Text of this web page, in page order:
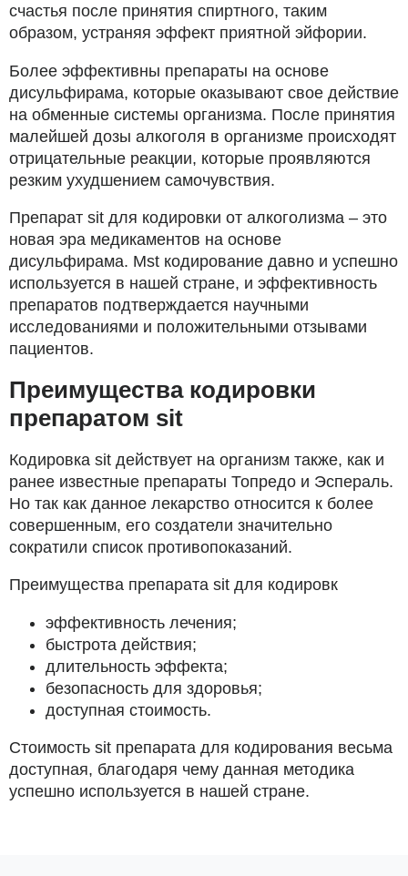
счастья после принятия спиртного, таким
образом, устраняя эффект приятной эйфории.
Более эффективны препараты на основе
дисульфирама, которые оказывают свое действие
на обменные системы организма. После принятия
малейшей дозы алкоголя в организме происходят
отрицательные реакции, которые проявляются
резким ухудшением самочувствия.
Препарат sit для кодировки от алкоголизма – это
новая эра медикаментов на основе
дисульфирама. Mst кодирование давно и успешно
используется в нашей стране, и эффективность
препаратов подтверждается научными
исследованиями и положительными отзывами
пациентов.
Преимущества кодировки
препаратом sit
Кодировка sit действует на организм также, как и
ранее известные препараты Топредо и Эспераль.
Но так как данное лекарство относится к более
совершенным, его создатели значительно
сократили список противопоказаний.
Преимущества препарата sit для кодировк
эффективность лечения;
быстрота действия;
длительность эффекта;
безопасность для здоровья;
доступная стоимость.
Стоимость sit препарата для кодирования весьма
доступная, благодаря чему данная методика
успешно используется в нашей стране.